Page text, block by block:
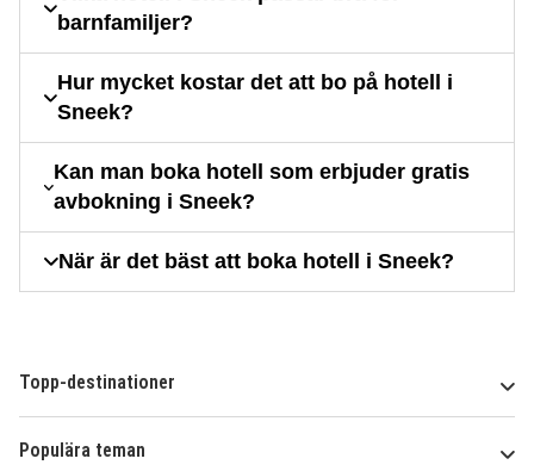
barnfamiljer?
Hur mycket kostar det att bo på hotell i
Sneek?
Kan man boka hotell som erbjuder gratis
avbokning i Sneek?
När är det bäst att boka hotell i Sneek?
Topp-destinationer
Populära teman